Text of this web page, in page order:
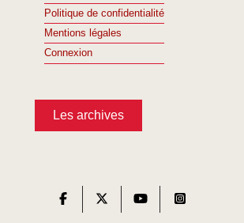
Politique de confidentialité
Mentions légales
Connexion
Les archives